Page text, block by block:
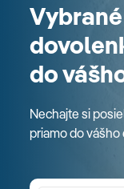
Vybrané
do
Nechajte si
priamo do vášho